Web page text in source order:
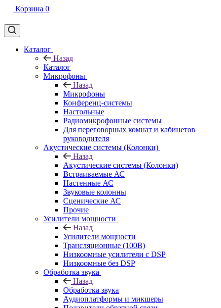
Корзина 0
Каталог
Назад
Каталог
Микрофоны
Назад
Микрофоны
Конференц-системы
Настольные
Радиомикрофонные системы
Для переговорных комнат и кабинетов
руководителя
Акустические системы (Колонки)
Назад
Акустические системы (Колонки)
Встраиваемые АС
Настенные АС
Звуковые колонны
Сценические АС
Прочие
Усилители мощности
Назад
Усилители мощности
Трансляционные (100В)
Низкоомные усилители с DSP
Низкоомные без DSP
Обработка звука
Назад
Обработка звука
Аудиоплатформы и микшеры